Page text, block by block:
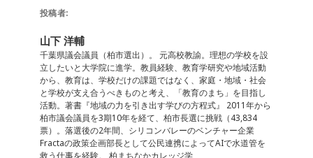
e
b
o
o
k
n
投稿者:
山下 洋輔
千葉県議会議員（柏市選出）。 元高校教諭。理想の学校を設
立したいと大学院に進学。教員経験、教育学研究や地域活動
から、教育は、学校だけの課題ではなく、家庭・地域・社会
と学校が支え合うべきものと考え、「教育のまち」を目指し
活動。著書『地域の力を引き出す学びの方程式』 2011年から
柏市議会議員を3期10年を経て、柏市長選に挑戦（43,834
票）。落選後の2年間、シリコンバレーのベンチャー企業
Fractaの政策企画部長として公民連携によってAIで水道管を
救う仕事を経験。 柏まちなかカレッジ学